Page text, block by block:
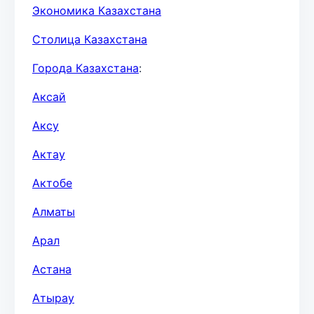
Экономика Казахстана
Столица Казахстана
Города Казахстана:
Аксай
Аксу
Актау
Актобе
Алматы
Арал
Астана
Атырау